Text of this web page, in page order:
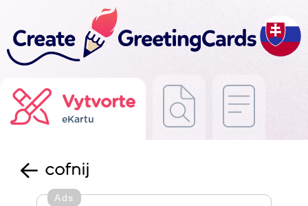
Vytvorte
eKartu
cofnij
Ads